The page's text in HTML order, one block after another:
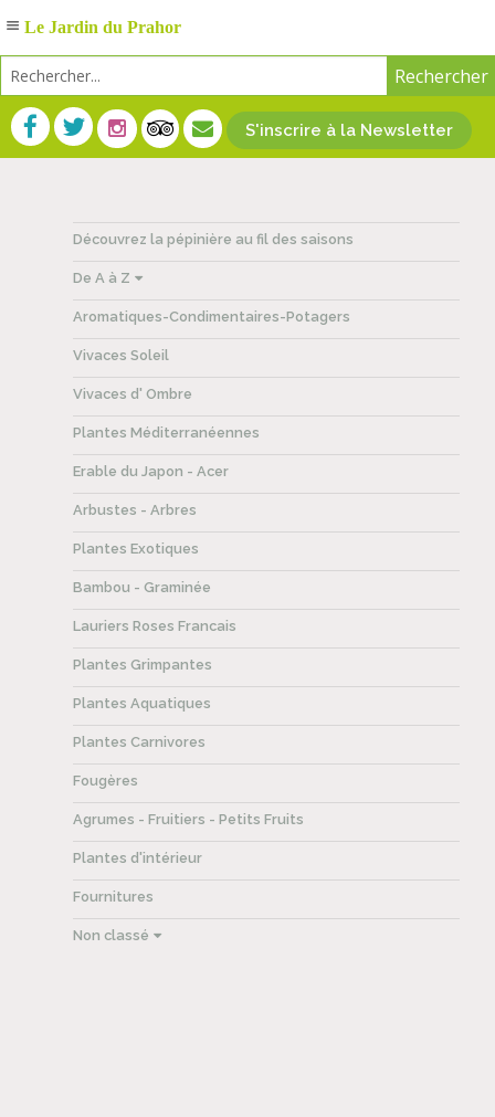
S'inscrire à la Newsletter
Découvrez la pépinière au fil des saisons
De A à Z
Aromatiques-Condimentaires-Potagers
Vivaces Soleil
Vivaces d' Ombre
Plantes Méditerranéennes
Erable du Japon - Acer
Arbustes - Arbres
Plantes Exotiques
Bambou - Graminée
Lauriers Roses Francais
Plantes Grimpantes
Plantes Aquatiques
Plantes Carnivores
Fougères
Agrumes - Fruitiers - Petits Fruits
Plantes d'intérieur
Fournitures
Non classé
Le Jardin du Prahor